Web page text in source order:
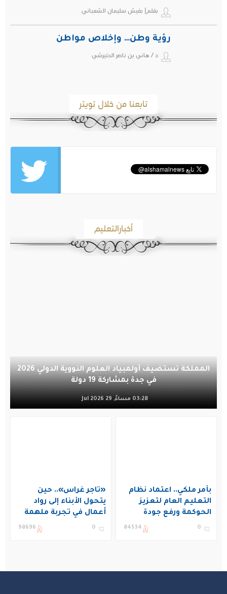
بقلم| بقيش سليمان الشعباني
رؤية وطن… وإخلاص مواطن
د / هاني بن ناصر الحتيرشي
تابعنا من خلال تويتر
أخبارالتعليم
المملكة تستضيف أولمبياد العلوم النووية الدولي 2026
في جدة بمشاركة 19 دولة
03:28 مساءً, 29 Jul 2026
بأمر ملكي.. اعتماد نظام
التعليم العام لتعزيز
الحوكمة ورفع جودة
التعليم في المملكة
0
84534
«تاجر غراس».. حين
يتحول الأبناء إلى رواد
أعمال في تجربة ملهمة
بنادي غراس الصيفي
0
98696